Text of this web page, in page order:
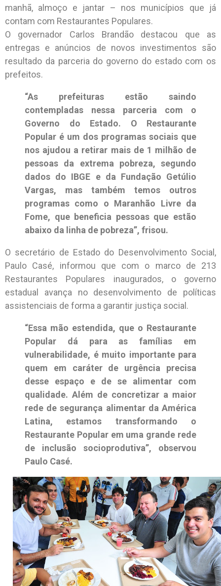
manhã, almoço e jantar – nos municípios que já
contam com Restaurantes Populares.
O governador Carlos Brandão destacou que as
entregas e anúncios de novos investimentos são
resultado da parceria do governo do estado com os
prefeitos.
“As prefeituras estão saindo
contempladas nessa parceria com o
Governo do Estado. O Restaurante
Popular é um dos programas sociais que
nos ajudou a retirar mais de 1 milhão de
pessoas da extrema pobreza, segundo
dados do IBGE e da Fundação Getúlio
Vargas, mas também temos outros
programas como o Maranhão Livre da
Fome, que beneficia pessoas que estão
abaixo da linha de pobreza”, frisou.
O secretário de Estado do Desenvolvimento Social,
Paulo Casé, informou que com o marco de 213
Restaurantes Populares inaugurados, o governo
estadual avança no desenvolvimento de políticas
assistenciais de forma a garantir justiça social.
“Essa mão estendida, que o Restaurante
Popular dá para as famílias em
vulnerabilidade, é muito importante para
quem em caráter de urgência precisa
desse espaço e de se alimentar com
qualidade. Além de concretizar a maior
rede de segurança alimentar da América
Latina, estamos transformando o
Restaurante Popular em uma grande rede
de inclusão socioprodutiva”, observou
Paulo Casé.